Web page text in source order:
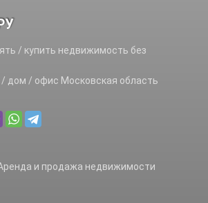
/ купить недвижимость без
/ дом / офис Московская область